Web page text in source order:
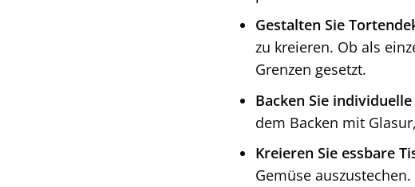
Gestalten Sie
zu kreieren. Ob als
Grenzen gesetzt.
Backen Sie individuelle
dem Backen mit
Kreieren Sie essbare
Gemüse